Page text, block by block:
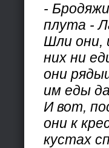
-
плута -
Шли они,
них ни
они
им еды
И вот,
они к
кустах